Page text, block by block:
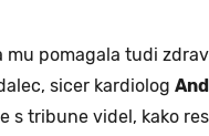
mu pomagala tudi
sicer kardiolog
s tribune videl, kako